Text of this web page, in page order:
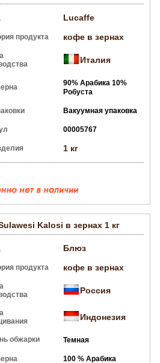
Lucaffe
продукта кофе в зернах
Италия
90% Арабика 10%
Робуста
Вакуумная упаковка
00005767
1 кг
Kalosi в зернах 1 кг
Блюз
продукта кофе в зернах
Россия
Индонезия
обжарки Темная
100 % Арабика